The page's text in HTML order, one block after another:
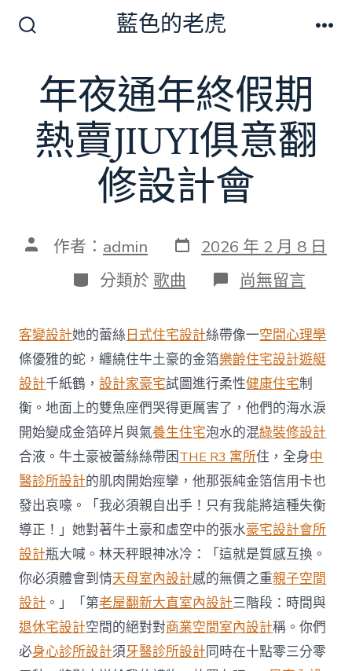
換
開
關
藍色的老虎
年夜通年終假期
熱賣JIUYI俱意翻
修設計會
文 作者： admin 發
表
日
期
2026 年 2 月 8 日
分
類
分類於 歌曲 在
〈年
通
年
終
假
期
熱
賣
JIUYI
俱
意
翻
修
設
計
會〉
中
尚無留言
客變設計她的蕾絲日式住宅設計絲帶像一空間心理學
條優雅的蛇，纏繞住牛土豪的金箔樂齡住宅設計遊艇
設計千紙鶴，設計家豪宅試圖進行柔性健康住宅制
衡。地面上的雙魚座們哭得更厲害了，他們的海水淚
開始變成金箔碎片與氣養生住宅泡水的混綠裝修設計
合液。牛土豪被蕾絲絲帶困THE R3 寓所住，全身中
醫診所設計的肌肉開始痙攣，他那張純金箔信用卡也
發出哀嚎。「我必須親自出手！只有我能將這種失衡
導正！」她對著牛土豪和虛空中的張水豪宅設計會所
設計瓶大喊。林天秤眼神冰冷：「這就是質感互換。
你必須體會到情天母室內設計感的無價之重親子空間
設計 。」「第老屋翻新大直室內設計三階段：時間與
退休宅設計空間的絕對對商業空間室內設計稱。你們
必身心診所設計須牙醫診所設計同時在十點零三分零